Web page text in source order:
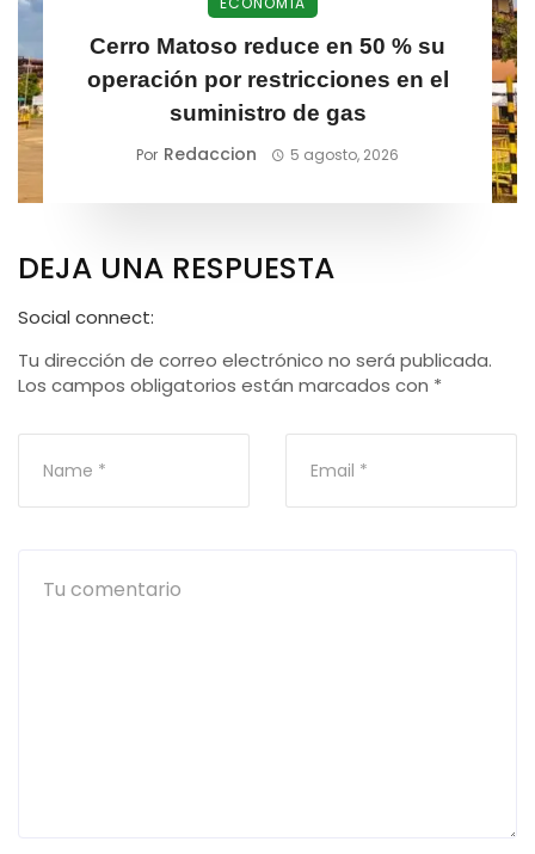
Cerro Matoso reduce en 50 % su
operación por restricciones en el
suministro de gas
Por Redaccion 5 agosto, 2026
DEJA UNA RESPUESTA
Social connect:
Tu dirección de correo electrónico no será publicada.
Los campos obligatorios están marcados con *